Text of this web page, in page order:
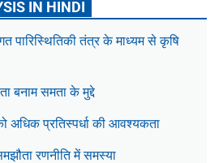
IN HINDI
पारिस्थितिकी तंत्र के माध्यम से कृषि
बनाम समता के मुद्दे
अधिक प्रतिस्पर्धा की आवश्यकता
रणनीति में समस्या